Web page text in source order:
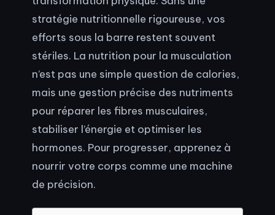
stratégie nutritionnelle rigoureuse, vos
efforts sous la barre restent souvent
stériles. La nutrition pour la musculation
n’est pas une simple question de calories,
mais une gestion précise des nutriments
pour réparer les fibres musculaires,
stabiliser l’énergie et optimiser les
hormones. Pour progresser, apprenez à
nourrir votre corps comme une machine
de précision.